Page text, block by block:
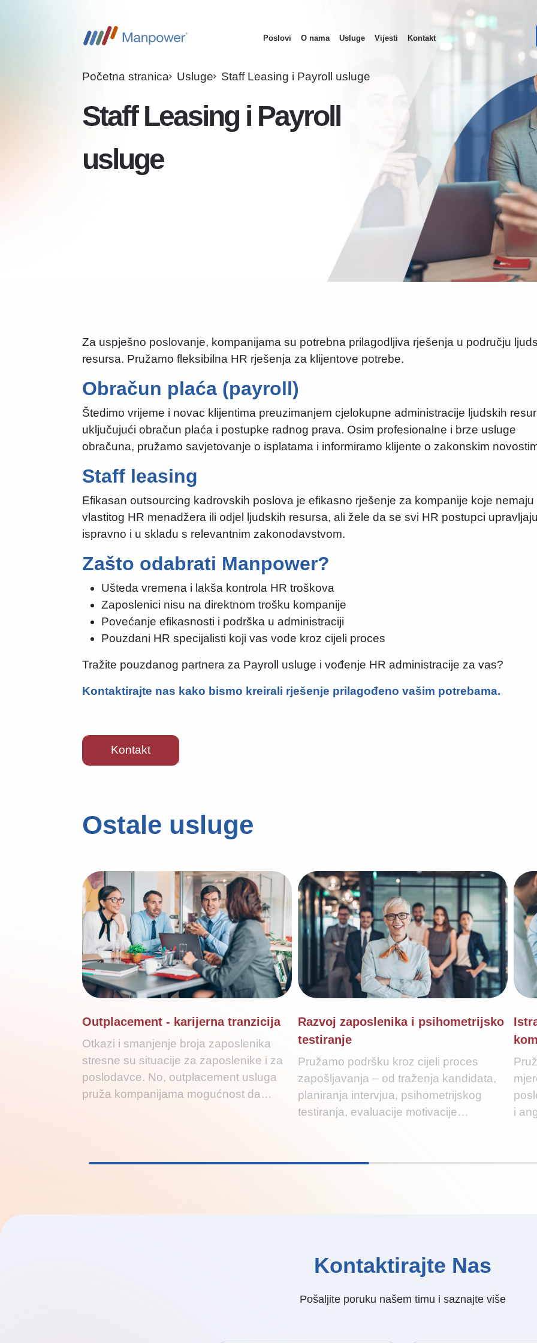
navigation
Poslovi O nama Usluge Vijesti Kontakt
Početna stranica Usluge Staff Leasing i Payroll usluge
Staff Leasing i Payroll
usluge
Za uspješno poslovanje, kompanijama su potrebna prilagodljiva rješenja u području
resursa. Pružamo fleksibilna HR rješenja za klijentove potrebe.
Obračun plaća (payroll)
Štedimo vrijeme i novac klijentima preuzimanjem cjelokupne administracije ljudskih
uključujući obračun plaća i postupke radnog prava. Osim profesionalne i brze usluge
obračuna, pružamo savjetovanje o isplatama i informiramo klijente o zakonskim
Staff leasing
Efikasan outsourcing kadrovskih poslova je efikasno rješenje za kompanije koje nemaju
vlastitog HR menadžera ili odjel ljudskih resursa, ali žele da se svi HR postupci upravljaju
ispravno i u skladu s relevantnim zakonodavstvom.
Zašto odabrati Manpower?
Ušteda vremena i lakša kontrola HR troškova
Zaposlenici nisu na direktnom trošku kompanije
Povećanje efikasnosti i podrška u administraciji
Pouzdani HR specijalisti koji vas vode kroz cijeli proces
Tražite pouzdanog partnera za Payroll usluge i vođenje HR administracije za vas?
Kontaktirajte nas kako bismo kreirali rješenje prilagođeno vašim potrebama.
Kontakt
Ostale usluge
Outplacement - karijerna tranzicija
Otkazi i smanjenje broja zaposlenika
stresne su situacije za zaposlenike i za
poslodavce. No, outplacement usluga
pruža kompanijama mogućnost da…
Razvoj zaposlenika i psihometrijsko
testiranje
Pružamo podršku kroz cijeli proces
zapošljavanja – od traženja kandidata,
planiranja intervjua, psihometrijskog
testiranja, evaluacije motivacije…
i
Kontaktirajte Nas
Pošaljite poruku našem timu i saznajte više